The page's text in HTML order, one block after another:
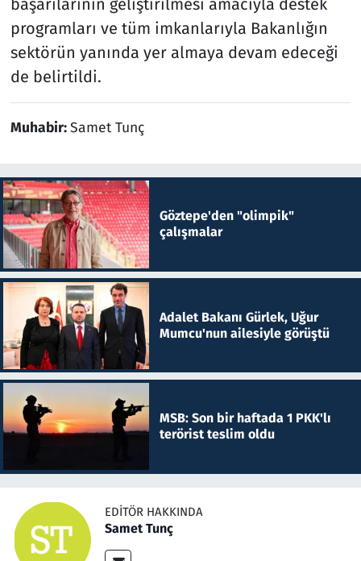
başarılarının geliştirilmesi amacıyla destek
programları ve tüm imkanlarıyla Bakanlığın
sektörün yanında yer almaya devam edeceği
de belirtildi.
Muhabir:Samet Tunç
Göztepe'den "olimpik"
çalışmalar
Adalet Bakanı Gürlek, Uğur
Mumcu'nun ailesiyle görüştü
MSB: Son bir haftada 1 PKK'lı
terörist teslim oldu
EDITÖR HAKKINDA
Samet Tunç